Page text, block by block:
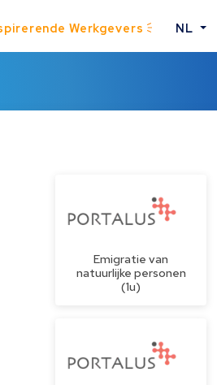
Werkgevers NL
Emigratie van
natuurlijke personen
(1u)